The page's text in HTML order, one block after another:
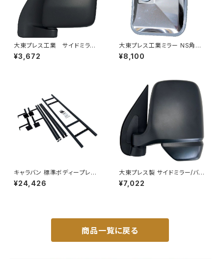
大東プレス工業 サイドミラー/
バックミラーダイハツ ハイゼッ
トカーゴ 左 06年～ DI-64
¥3,672
大東プレス工業ミラー NS角型
トレーラーﾐﾗｰ (SUS) L013 DI
-58SUS
¥8,100
キャラバン 標準ボディープレミ
アムＧＸ/ＧＸライダ～用ベッドキ
ットフレーム GZ100-1
¥24,426
大東プレス製 サイドミラー/バッ
クミラー左 (助手席側) アクティ
トラック HA6 HA7 DI-650
¥7,022
商品一覧に戻る